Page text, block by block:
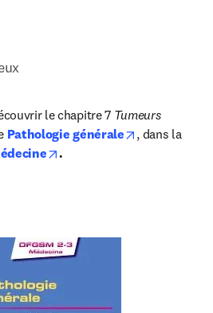
le chapitre 7 Tumeurs
Pathologie générale opens in new
, dans la
opens in new tab/window
.